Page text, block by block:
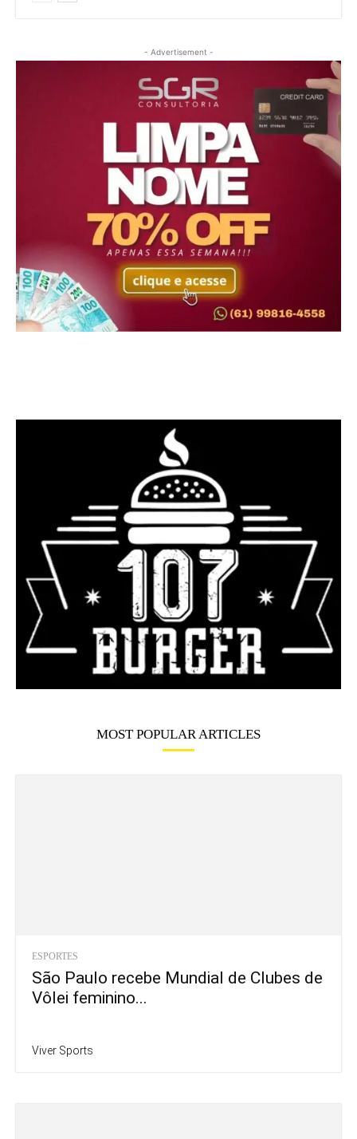
- Advertisement -
MOST POPULAR ARTICLES
ESPORTES
São Paulo recebe Mundial de Clubes de
Vôlei feminino...
Viver Sports